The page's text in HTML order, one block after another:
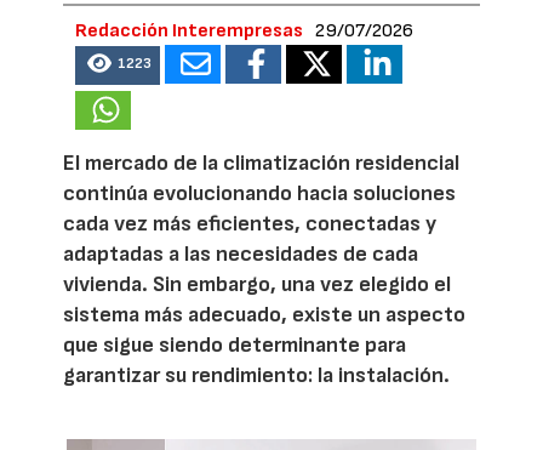
Redacción Interempresas 29/07/2026
1223
El mercado de la climatización residencial
continúa evolucionando hacia soluciones
cada vez más eficientes, conectadas y
adaptadas a las necesidades de cada
vivienda. Sin embargo, una vez elegido el
sistema más adecuado, existe un aspecto
que sigue siendo determinante para
garantizar su rendimiento: la instalación.